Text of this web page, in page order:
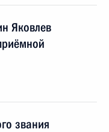
Яковлев
звания